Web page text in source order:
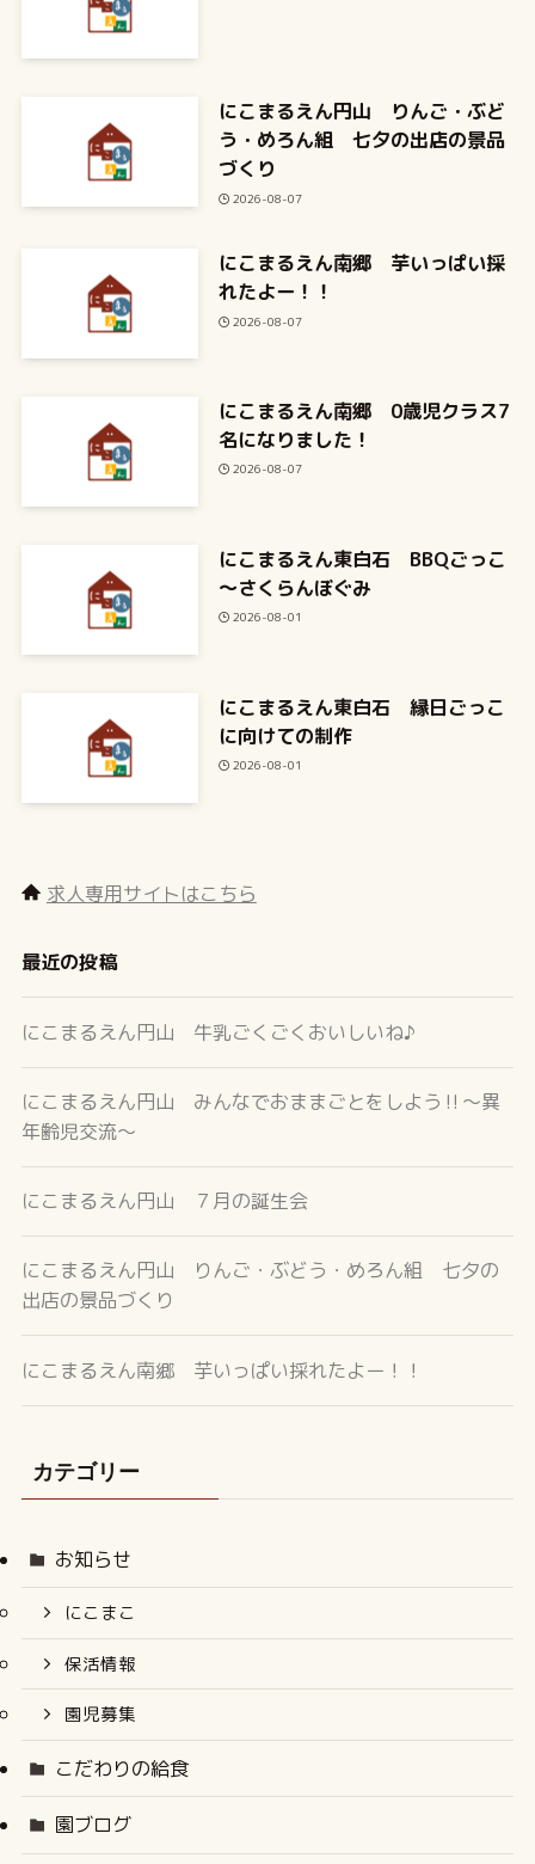
にこまるえん円山 りんご・ぶど
う・めろん組 七夕の出店の景品
づくり
2026-08-07
にこまるえん南郷 芋いっぱい採
れたよー！！
2026-08-07
にこまるえん南郷 0歳児クラス7
名になりました！
2026-08-07
にこまるえん東白石 BBQごっこ
～さくらんぼぐみ
2026-08-01
にこまるえん東白石 縁日ごっこ
に向けての制作
2026-08-01
求人専用サイトはこちら
最近の投稿
にこまるえん円山 牛乳ごくごくおいしいね♪
にこまるえん円山 みんなでおままごとをしよう‼～異
年齢児交流～
にこまるえん円山 ７月の誕生会
にこまるえん円山 りんご・ぶどう・めろん組 七夕の
出店の景品づくり
にこまるえん南郷 芋いっぱい採れたよー！！
カテゴリー
お知らせ
にこまこ
保活情報
園児募集
こだわりの給食
園ブログ